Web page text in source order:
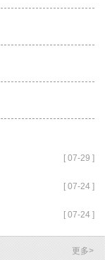
[ 07-29 ]
[ 07-24 ]
[ 07-24 ]
更多>